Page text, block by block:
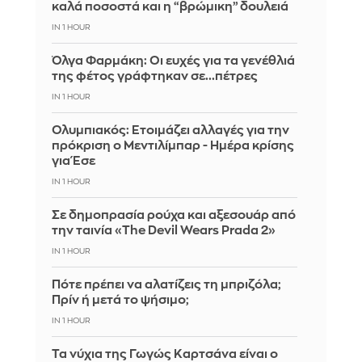
καλά ποσοστά και η “βρώμικη” δουλειά
IN 1 HOUR
Όλγα Φαρμάκη: Οι ευχές για τα γενέθλιά
της φέτος γράφτηκαν σε...πέτρες
IN 1 HOUR
Ολυμπιακός: Ετοιμάζει αλλαγές για την
πρόκριση ο Μεντιλίμπαρ - Ημέρα κρίσης
για Έσε
IN 1 HOUR
Σε δημοπρασία ρούχα και αξεσουάρ από
την ταινία «The Devil Wears Prada 2»
IN 1 HOUR
Πότε πρέπει να αλατίζεις τη μπριζόλα;
Πρίν ή μετά το ψήσιμο;
IN 1 HOUR
Τα νύχια της Γωγώς Καρτσάνα είναι ο